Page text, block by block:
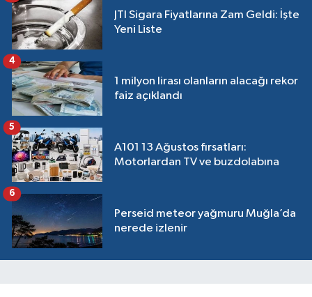
JTI Sigara Fiyatlarına Zam Geldi: İşte
Yeni Liste
1 milyon lirası olanların alacağı rekor
faiz açıklandı
4
A101 13 Ağustos fırsatları:
Motorlardan TV ve buzdolabına
5
Perseid meteor yağmuru Muğla’da
nerede izlenir
6